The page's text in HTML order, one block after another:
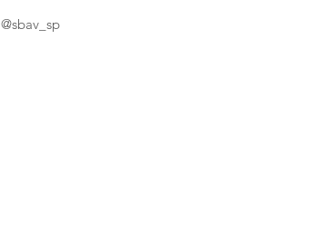
@sbav_sp